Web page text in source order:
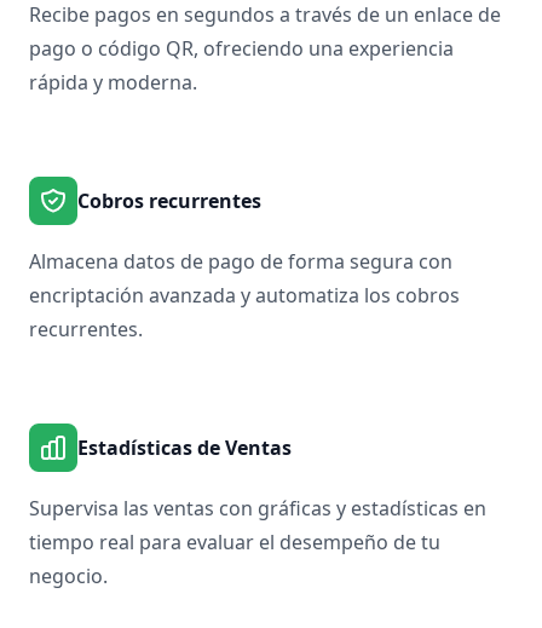
Recibe pagos en segundos a través de un enlace de
pago o código QR, ofreciendo una experiencia
rápida y moderna.
Cobros recurrentes
Almacena datos de pago de forma segura con
encriptación avanzada y automatiza los cobros
recurrentes.
Estadísticas de Ventas
Supervisa las ventas con gráficas y estadísticas en
tiempo real para evaluar el desempeño de tu
negocio.